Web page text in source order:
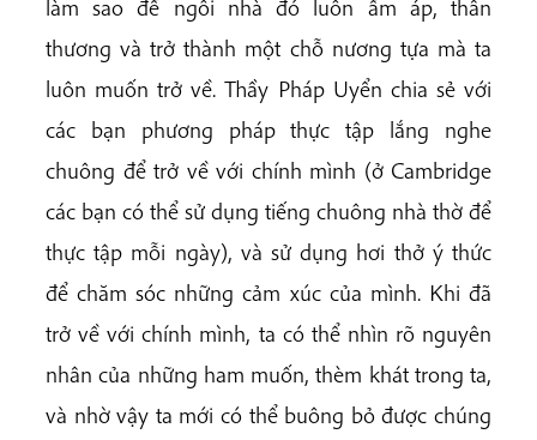
làm sao để ngôi nhà đó luôn ấm áp, thân
thương và trở thành một chỗ nương tựa mà ta
luôn muốn trở về. Thầy Pháp Uyển chia sẻ với
các bạn phương pháp thực tập lắng nghe
chuông để trở về với chính mình (ở Cambridge
các bạn có thể sử dụng tiếng chuông nhà thờ để
thực tập mỗi ngày), và sử dụng hơi thở ý thức
để chăm sóc những cảm xúc của mình. Khi đã
trở về với chính mình, ta có thể nhìn rõ nguyên
nhân của những ham muốn, thèm khát trong ta,
và nhờ vậy ta mới có thể buông bỏ được chúng